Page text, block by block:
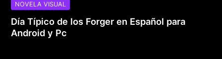
NOVELA VISUAL
Día Típico de los Forger en Español para
Android y Pc